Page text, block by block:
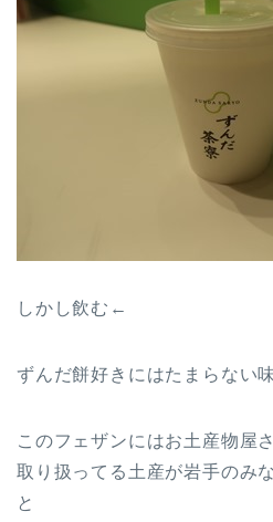
しかし飲む←
ずんだ餅好きにはたまらない味
このフェザンにはお土産物屋
取り扱ってる土産が岩手のみ
と